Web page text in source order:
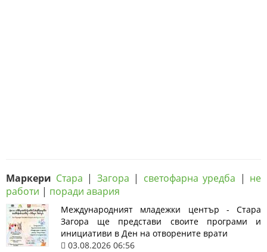
Маркери Стара | Загора | светофарна уредба | не
работи | поради авария
Международният младежки център - Стара
Загора ще представи своите програми и
инициативи в Ден на отворените врати
03.08.2026 06:56